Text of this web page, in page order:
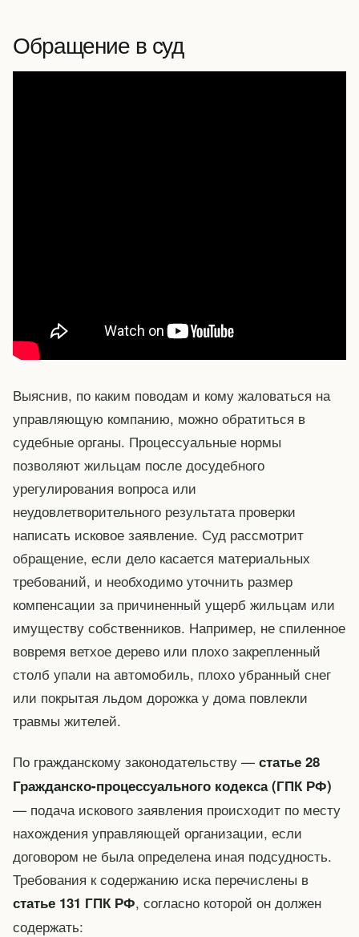
Обращение в суд
Выяснив, по каким поводам и кому жаловаться на
управляющую компанию, можно обратиться в
судебные органы. Процессуальные нормы
позволяют жильцам после досудебного
урегулирования вопроса или
неудовлетворительного результата проверки
написать исковое заявление. Суд рассмотрит
обращение, если дело касается материальных
требований, и необходимо уточнить размер
компенсации за причиненный ущерб жильцам или
имуществу собственников. Например, не спиленное
вовремя ветхое дерево или плохо закрепленный
столб упали на автомобиль, плохо убранный снег
или покрытая льдом дорожка у дома повлекли
травмы жителей.
По гражданскому законодательству — статье 28
Гражданско-процессуального кодекса (ГПК РФ)
— подача искового заявления происходит по месту
нахождения управляющей организации, если
договором не была определена иная подсудность.
Требования к содержанию иска перечислены в
статье 131 ГПК РФ, согласно которой он должен
содержать: